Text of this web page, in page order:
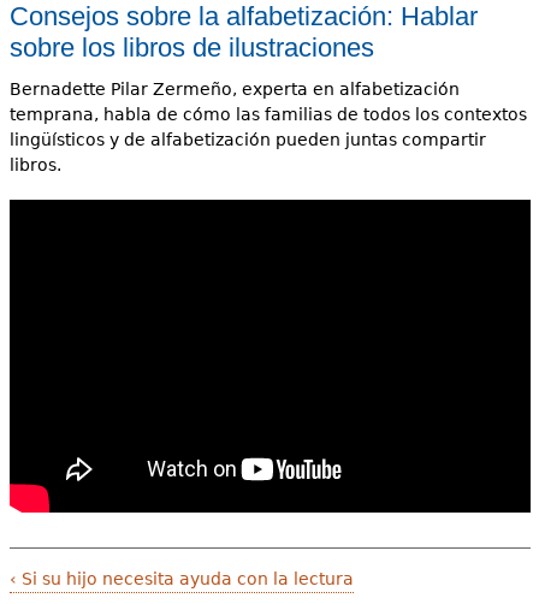
Consejos sobre la alfabetización: Hablar
sobre los libros de ilustraciones
Bernadette Pilar Zermeño, experta en alfabetización
temprana, habla de cómo las familias de todos los contextos
lingüísticos y de alfabetización pueden juntas compartir
libros.
‹ Si su hijo necesita ayuda con la lectura